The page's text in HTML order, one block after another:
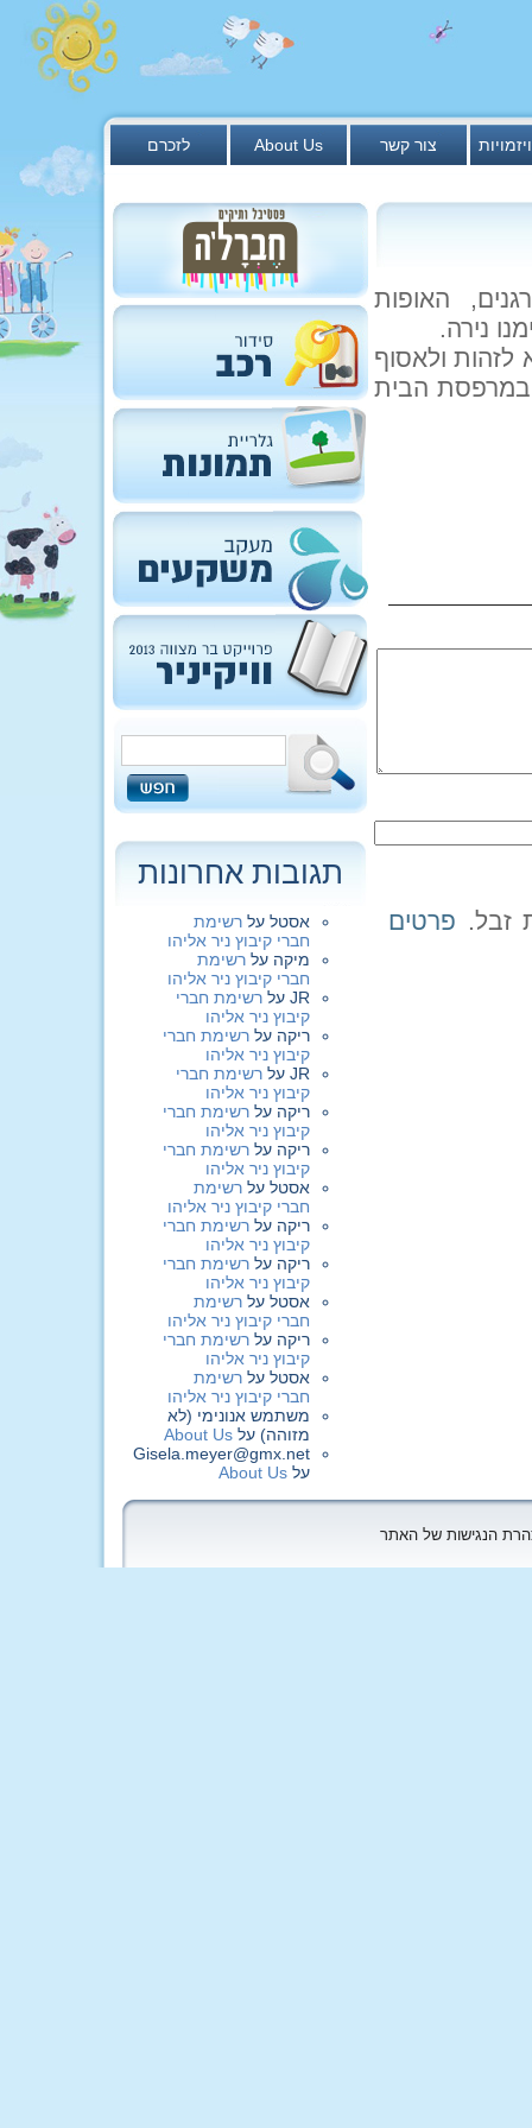
לזכרם About Us צור קשר
האופות
נירה.
לזהות ולאסוף
במרפסת הבית
פרטים
תגובות אחרונות
אסטל על רשימת
חברי קיבוץ ניר אליהו
מיקה על רשימת
חברי קיבוץ ניר אליהו
JR על רשימת חברי
קיבוץ ניר אליהו
ריקה על רשימת חברי
קיבוץ ניר אליהו
JR על רשימת חברי
קיבוץ ניר אליהו
ריקה על רשימת חברי
קיבוץ ניר אליהו
ריקה על רשימת חברי
קיבוץ ניר אליהו
אסטל על רשימת
חברי קיבוץ ניר אליהו
ריקה על רשימת חברי
קיבוץ ניר אליהו
ריקה על רשימת חברי
קיבוץ ניר אליהו
אסטל על רשימת
חברי קיבוץ ניר אליהו
ריקה על רשימת חברי
קיבוץ ניר אליהו
אסטל על רשימת
חברי קיבוץ ניר אליהו
משתמש אנונימי (לא
מזוהה) על About Us
Gisela.meyer@gmx.net
על About Us
הנגישות של האתר